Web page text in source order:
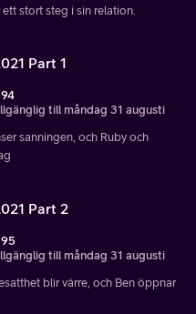
stort steg i sin relation.
Part 1
till måndag 31 augusti
sanningen, och Ruby och
Part 2
till måndag 31 augusti
blir värre, och Ben öppnar